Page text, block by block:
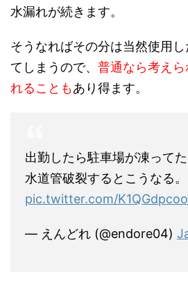
水漏れが続きます。
そうなればその分は当然使用
てしまうので、 普通なら考え
れることもあり得ます。
出勤したら駐車場が凍ってた
水道管破裂するとこうなる。
pic.twitter.com/
— えんどれ (@endore04)